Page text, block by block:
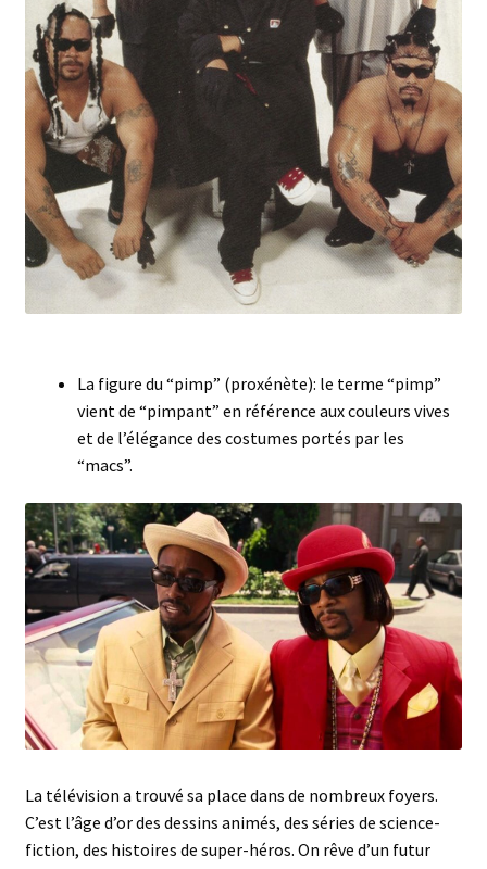
La figure du “pimp” (proxénète): le terme “pimp”
vient de “pimpant” en référence aux couleurs vives
et de l’élégance des costumes portés par les
“macs”.
La télévision a trouvé sa place dans de nombreux foyers.
C’est l’âge d’or des dessins animés, des séries de science-
fiction, des histoires de super-héros. On rêve d’un futur